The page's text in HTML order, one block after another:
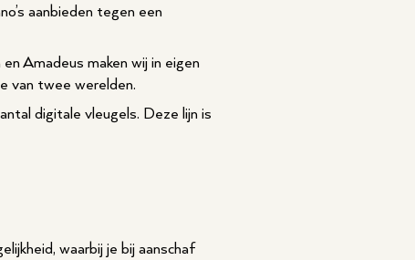
aanbieden tegen een
Amadeus maken wij in eigen
van twee werelden.
digitale vleugels. Deze lijn is
waarbij je bij aanschaf